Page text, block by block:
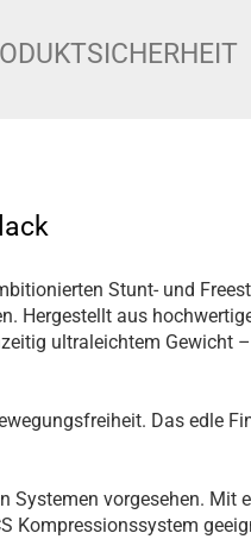
Stunt- und
Hergestellt aus
ultraleichtem Gewicht
Das edle
Systemen vorgesehen. Mit
Kompressionssystem